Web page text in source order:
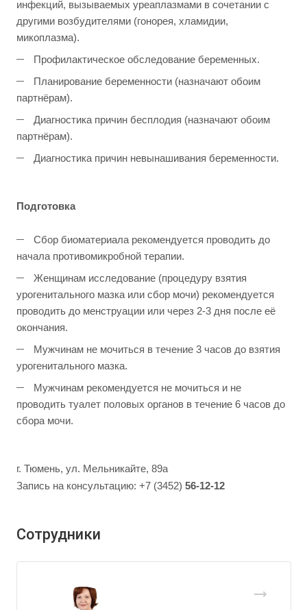
инфекций, вызываемых уреаплазмами в сочетании с
другими возбудителями (гонорея, хламидии,
микоплазма).
Профилактическое обследование беременных.
Планирование беременности (назначают обоим
партнёрам).
Диагностика причин бесплодия (назначают обоим
партнёрам).
Диагностика причин невынашивания беременности.
Подготовка
Сбор биоматериала рекомендуется проводить до
начала противомикробной терапии.
Женщинам исследование (процедуру взятия
урогенитального мазка или сбор мочи) рекомендуется
проводить до менструации или через 2-3 дня после её
окончания.
Мужчинам не мочиться в течение 3 часов до взятия
урогенитального мазка.
Мужчинам рекомендуется не мочиться и не
проводить туалет половых органов в течение 6 часов до
сбора мочи.
г. Тюмень, ул. Мельникайте, 89а
Запись на консультацию: +7 (3452) 56-12-12
Сотрудники